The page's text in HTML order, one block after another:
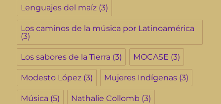
Lenguajes del maíz (3)
Los caminos de la música por Latinoamérica
(3)
Los sabores de la Tierra (3) MOCASE (3)
Modesto López (3) Mujeres Indígenas (3)
Música (5) Nathalie Collomb (3)